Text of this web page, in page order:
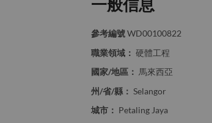
一般信息
參考編號 WD00100822
職業領域： 硬體工程
國家/地區： 馬來西亞
州/省/縣： Selangor
城市： Petaling Jaya